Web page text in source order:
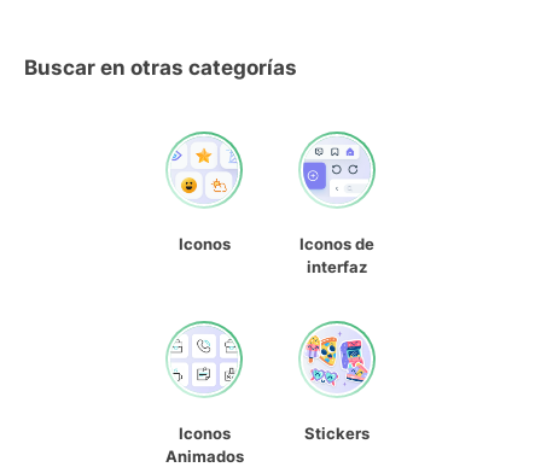
Buscar en otras categorías
Iconos
Iconos de
interfaz
Iconos
Animados
Stickers